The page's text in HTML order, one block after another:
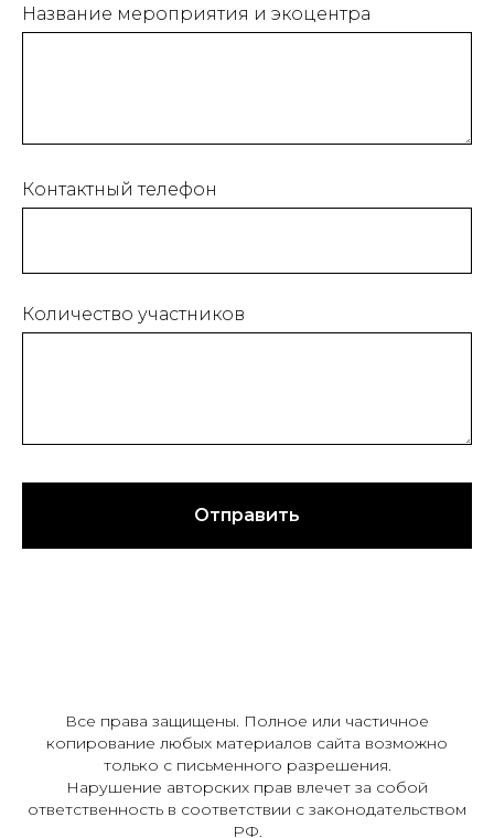
Название мероприятия и экоцентра
Контактный телефон
Количество участников
Отправить
Все права защищены. Полное или частичное
копирование любых материалов сайта возможно
только с письменного разрешения.
Нарушение авторских прав влечет за собой
ответственность в соответствии с законодательством
РФ.